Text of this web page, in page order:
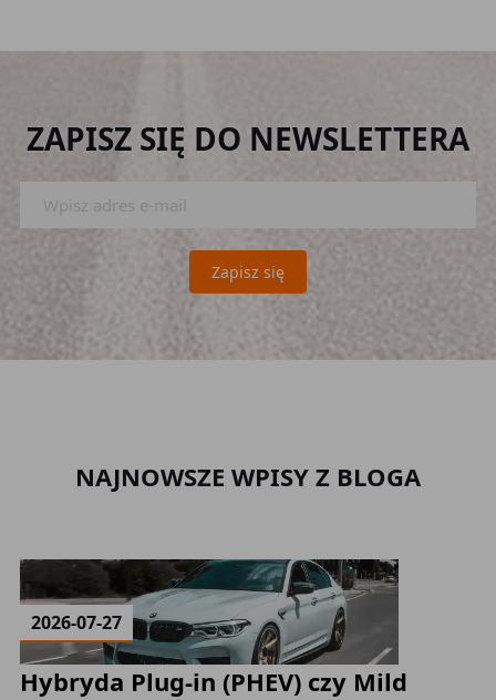
ZAPISZ SIĘ DO NEWSLETTERA
Zapisz się
NAJNOWSZE WPISY Z BLOGA
2026-07-27
Hybryda Plug-in (PHEV) czy Mild